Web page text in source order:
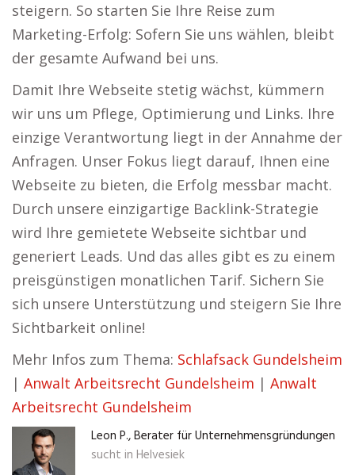
steigern. So starten Sie Ihre Reise zum
Marketing-Erfolg: Sofern Sie uns wählen, bleibt
der gesamte Aufwand bei uns.
Damit Ihre Webseite stetig wächst, kümmern
wir uns um Pflege, Optimierung und Links. Ihre
einzige Verantwortung liegt in der Annahme der
Anfragen. Unser Fokus liegt darauf, Ihnen eine
Webseite zu bieten, die Erfolg messbar macht.
Durch unsere einzigartige Backlink-Strategie
wird Ihre gemietete Webseite sichtbar und
generiert Leads. Und das alles gibt es zu einem
preisgünstigen monatlichen Tarif. Sichern Sie
sich unsere Unterstützung und steigern Sie Ihre
Sichtbarkeit online!
Mehr Infos zum Thema: Schlafsack Gundelsheim
| Anwalt Arbeitsrecht Gundelsheim | Anwalt
Arbeitsrecht Gundelsheim
Leon P., Berater für Unternehmensgründungen
sucht in Helvesiek